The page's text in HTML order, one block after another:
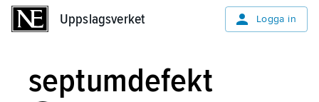
Uppslagsverket Logga in
septumdefekt